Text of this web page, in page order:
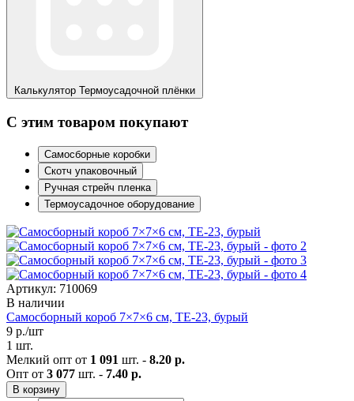
Калькулятор Термоусадочной плёнки
С этим товаром покупают
Самосборные коробки
Скотч упаковочный
Ручная стрейч пленка
Термоусадочное оборудование
Артикул: 710069
В наличии
Самосборный короб 7×7×6 см, ТЕ-23, бурый
9 р./шт
1 шт.
Мелкий опт от 1 091 шт. - 8.20 р.
Опт от 3 077 шт. - 7.40 р.
В корзину